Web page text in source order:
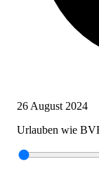
26 August 2024
Urlauben wie